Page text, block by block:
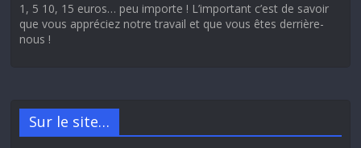
1, 5 10, 15 euros… peu importe ! L’important c’est de savoir
que vous appréciez notre travail et que vous êtes derrière-
nous !
Sur le site…